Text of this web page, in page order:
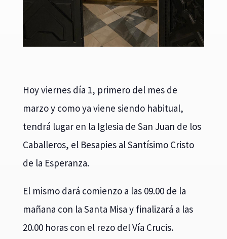
Hoy viernes día 1, primero del mes de
marzo y como ya viene siendo habitual,
tendrá lugar en la Iglesia de San Juan de los
Caballeros, el Besapies al Santísimo Cristo
de la Esperanza.
El mismo dará comienzo a las 09.00 de la
mañana con la Santa Misa y finalizará a las
20.00 horas con el rezo del Vía Crucis.